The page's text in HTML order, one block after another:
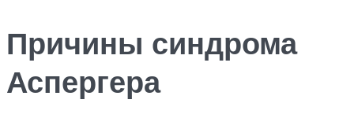
Причины синдрома
Аспергера